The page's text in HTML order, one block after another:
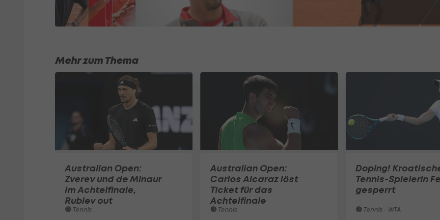
Mehr zum Thema
Australian Open:
Zverev und de Minaur
im Achtelfinale,
Rublev out
Tennis
Australian Open:
Carlos Alcaraz löst
Ticket für das
Achtelfinale
Tennis
Doping!
Tennis-Spielerin
gesperrt
Tennis - WTA